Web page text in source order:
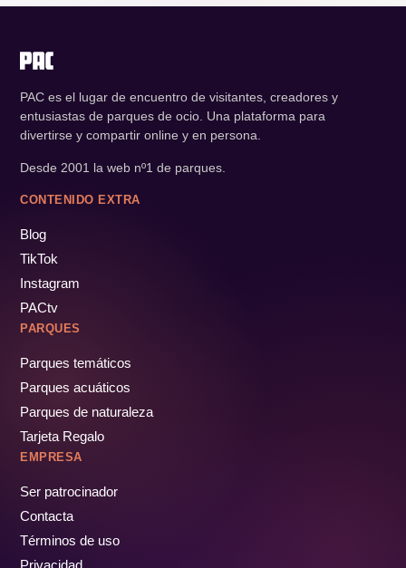
PAC es el lugar de encuentro de visitantes, creadores y
entusiastas de parques de ocio. Una plataforma para
divertirse y compartir online y en persona.
Desde 2001 la web nº1 de parques.
CONTENIDO EXTRA
Blog
TikTok
Instagram
PACtv
PARQUES
Parques temáticos
Parques acuáticos
Parques de naturaleza
Tarjeta Regalo
EMPRESA
Ser patrocinador
Contacta
Términos de uso
Privacidad